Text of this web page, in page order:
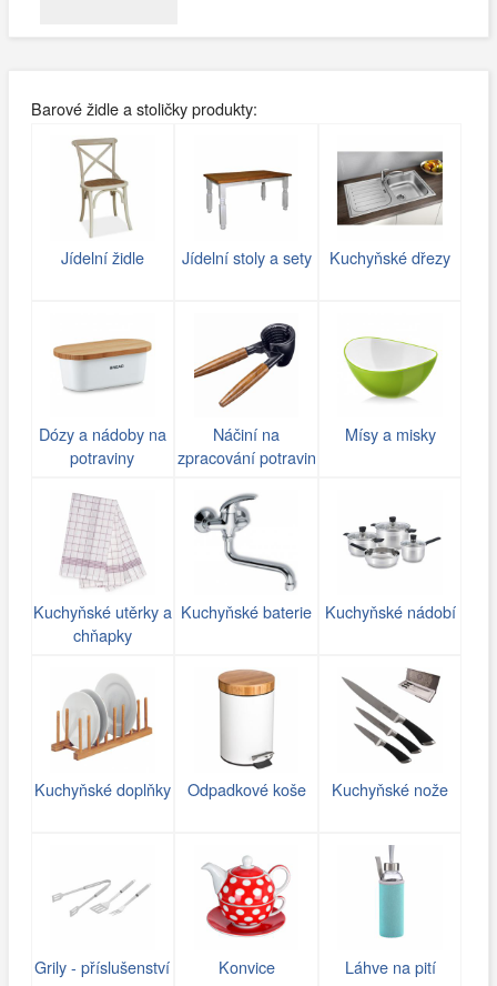
Barové židle a stoličky produkty:
Jídelní židle Jídelní stoly a sety Kuchyňské dřezy
Dózy a nádoby na
potraviny
Náčiní na
zpracování potravin
Mísy a misky
Kuchyňské utěrky a
chňapky
Kuchyňské baterie Kuchyňské nádobí
Kuchyňské doplňky Odpadkové koše Kuchyňské nože
Grily - příslušenství Konvice Láhve na pití